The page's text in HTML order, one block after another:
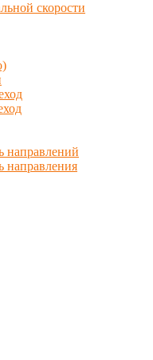
скорости
направлений
направления